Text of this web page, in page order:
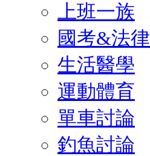
上班一族
國考&法律
生活醫學
運動體育
單車討論
釣魚討論